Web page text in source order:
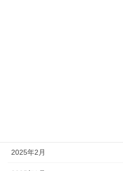
2025年2月